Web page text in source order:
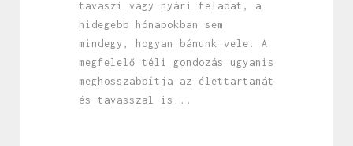
tavaszi vagy nyári feladat, a
hidegebb hónapokban sem
mindegy, hogyan bánunk vele. A
megfelelő téli gondozás ugyanis
meghosszabbítja az élettartamát
és tavasszal is...